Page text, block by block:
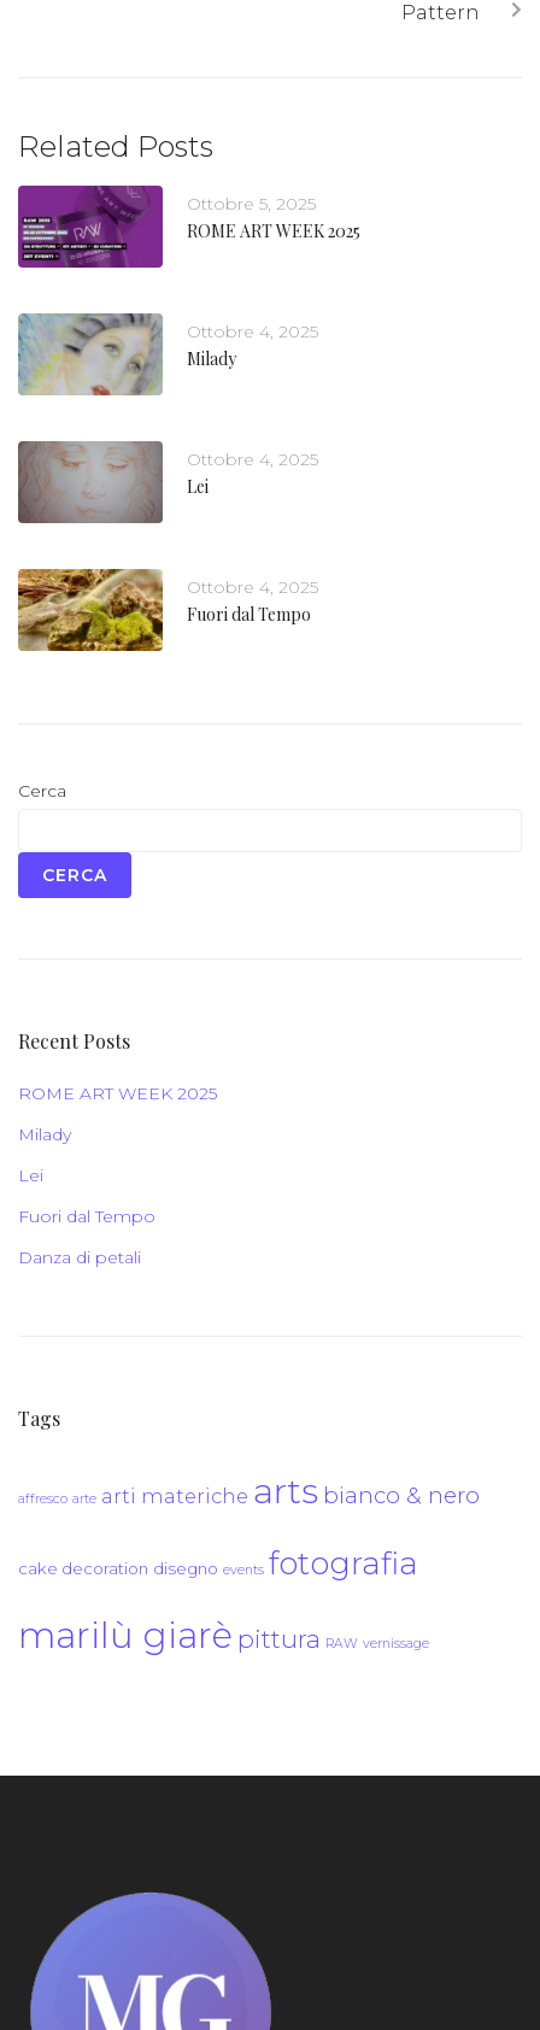
Pattern
Related Posts
Ottobre 5, 2025
ROME ART WEEK 2025
Ottobre 4, 2025
Milady
Ottobre 4, 2025
Lei
Ottobre 4, 2025
Fuori dal Tempo
Cerca
CERCA
Recent Posts
ROME ART WEEK 2025
Milady
Lei
Fuori dal Tempo
Danza di petali
Tags
affresco arte arti materiche arts bianco & nero
cake decoration disegno events fotografia
marilù giarè pittura RAW vernissage